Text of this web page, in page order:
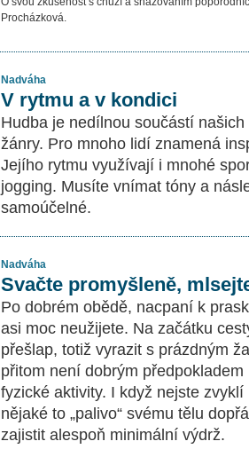
Procházková.
Nadváha
V rytmu a v kondici
Hudba je nedílnou součástí
žánry. Pro mnoho lidí znamená
Jejího rytmu využívají i mnohé
jogging. Musíte vnímat tóny a
samoúčelné.
Nadváha
Svačte promyšleně,
Po dobrém obědě, nacpaní k
asi moc neužijete. Na začátku
přešlap, totiž vyrazit s prázdným
přitom není dobrým
fyzické aktivity. I když nejste
nějaké to „palivo“ svému tělu
zajistit alespoň minimální výdrž.